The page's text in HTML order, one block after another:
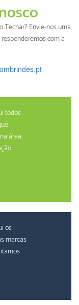
Tecnar? Envie-nos uma
com a
todos
àrea
os
marcas